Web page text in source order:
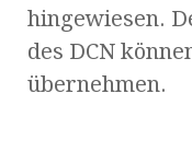
hingewiesen.
des DCN
übernehmen.